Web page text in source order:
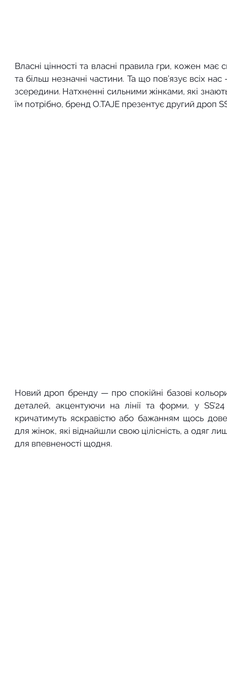
Власні цінності та власні правила гри, кожен має
та більш незначні частини. Та що пов’язує всіх нас
зсередини. Натхненні сильними жінками, які
їм потрібно, бренд O.TAJE презентує другий дроп
Новий дроп бренду — про спокійні базові
деталей, акцентуючи на лінії та форми, у
кричатимуть яскравістю або бажанням щось
для жінок, які віднайшли свою цілісність, а одяг
для впевненості щодня.